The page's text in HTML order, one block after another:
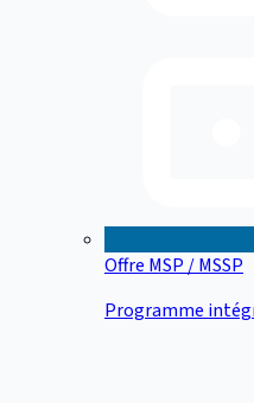
Offre MSP / MSSP
Programme